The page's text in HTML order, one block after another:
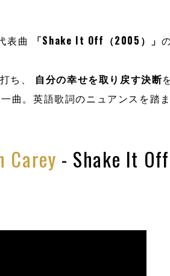
表曲 「Shake It Off（2005）」
ち、 自分の幸せを取り戻す決断
曲。英語歌詞のニュアンスを踏
Carey - Shake It Off